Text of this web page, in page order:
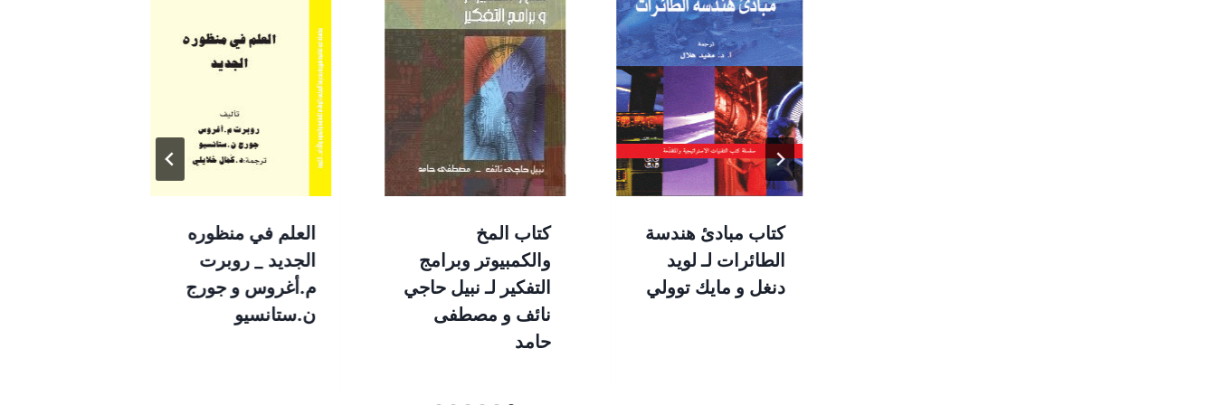
كتاب مبادئ هندسة
الطائرات لـ لويد
دنغل و مايك توولي
كتاب المخ
والكمبيوتر وبرامج
التفكير لـ نبيل حاجي
نائف و مصطفى
حامد
العلم في منظوره
الجديد _ روبرت
م.أغروس و جورج
ن.ستانسيو